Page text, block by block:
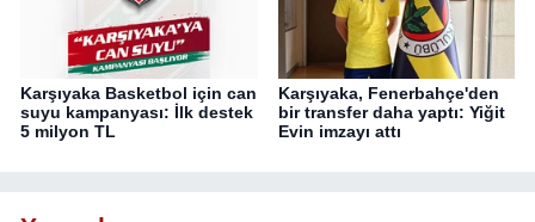
Karşıyaka Basketbol için can
suyu kampanyası: İlk destek
5 milyon TL
Karşıyaka, Fenerbahçe'den
bir transfer daha yaptı: Yiğit
Evin imzayı attı